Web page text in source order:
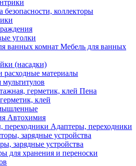
безопасности, коллекторы
уголки
Мебель для ванных
(насадки)
материалы
Пена
клей
Автохимия
Адаптеры, переходники
зарядные устройства